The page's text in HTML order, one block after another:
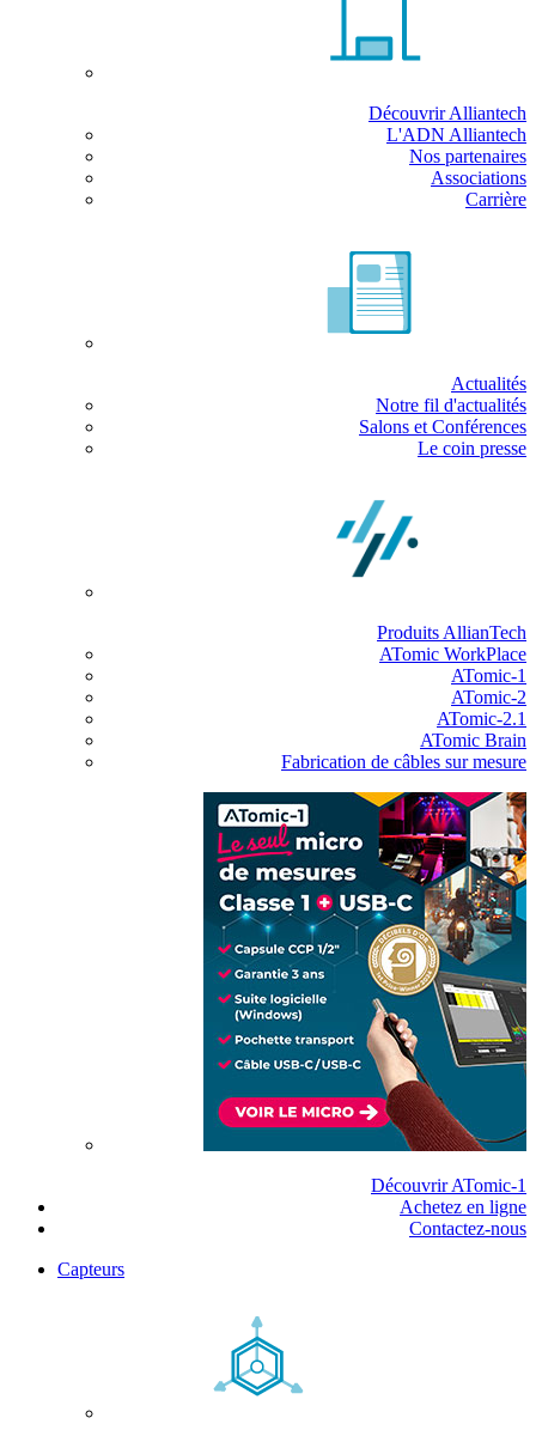
Découvrir Alliantech
L'ADN Alliantech
Nos partenaires
Associations
Carrière
Actualités
Notre fil d'actualités
Salons et Conférences
Le coin presse
Produits AllianTech
ATomic WorkPlace
ATomic-1
ATomic-2
ATomic-2.1
ATomic Brain
Fabrication de câbles sur mesure
Découvrir ATomic-1
Achetez en ligne
Contactez-nous
Capteurs